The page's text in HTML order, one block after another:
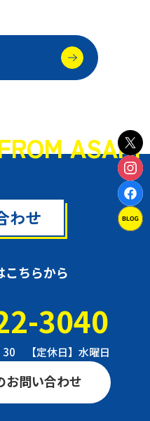
ASAHI
わせ
こちらから
3040
30 【定休日】水曜日
お問い合わせ